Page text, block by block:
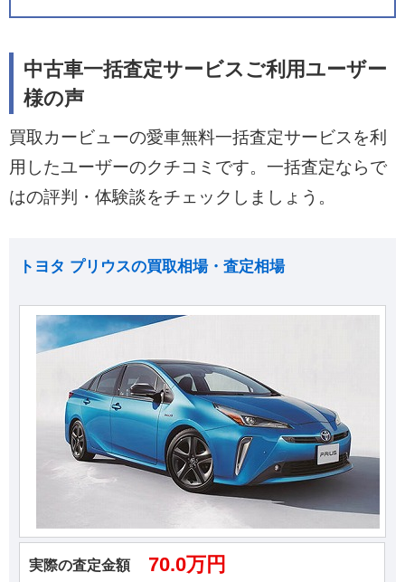
中古車一括査定サービスご利用ユーザー
様の声
買取カービューの愛車無料一括査定サービスを利
用したユーザーのクチコミです。一括査定ならで
はの評判・体験談をチェックしましょう。
トヨタ プリウスの買取相場・査定相場
実際の査定金額 70.0万円